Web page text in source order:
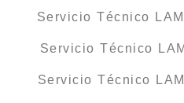
Servicio Técnico
Servicio Técnico
Servicio Técnico